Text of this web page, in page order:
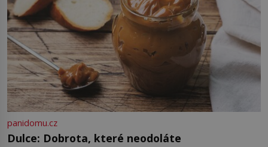
panidomu.cz
Dulce: Dobrota, které neodoláte